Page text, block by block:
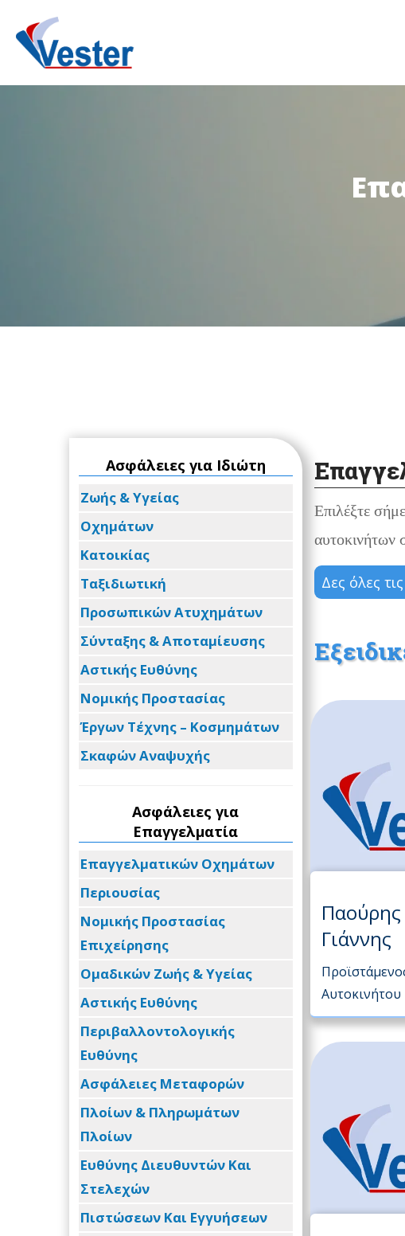
Ασφάλειες για Ιδιώτη
Ζωής & Υγείας
Οχημάτων
Κατοικίας
Ταξιδιωτική
Προσωπικών Ατυχημάτων
Σύνταξης & Αποταμίευσης
Αστικής Ευθύνης
Νομικής Προστασίας
Έργων Τέχνης – Κοσμημάτων
Σκαφών Αναψυχής
Ασφάλειες για
Επαγγελματία
Επαγγελματικών Οχημάτων
Περιουσίας
Νομικής Προστασίας
Επιχείρησης
Ομαδικών Ζωής & Υγείας
Αστικής Ευθύνης
Περιβαλλοντολογικής
Ευθύνης
Ασφάλειες Μεταφορών
Πλοίων & Πληρωμάτων
Πλοίων
Ευθύνης Διευθυντών Και
Στελεχών
Πιστώσεων Και Εγγυήσεων
Επιλέξτε
αυτοκινήτων
Δες όλες
Παούρης
Γιάννης
Αυτοκινήτου